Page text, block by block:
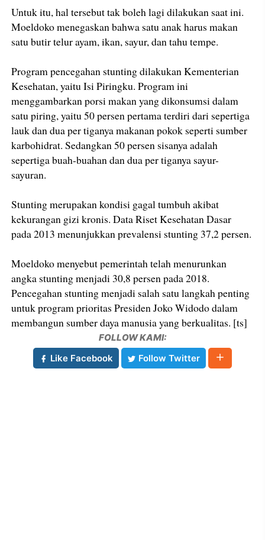
Untuk itu, hal tersebut tak boleh lagi dilakukan saat ini.
Moeldoko menegaskan bahwa satu anak harus makan
satu butir telur ayam, ikan, sayur, dan tahu tempe.
Program pencegahan stunting dilakukan Kementerian
Kesehatan, yaitu Isi Piringku. Program ini
menggambarkan porsi makan yang dikonsumsi dalam
satu piring, yaitu 50 persen pertama terdiri dari sepertiga
lauk dan dua per tiganya makanan pokok seperti sumber
karbohidrat. Sedangkan 50 persen sisanya adalah
sepertiga buah-buahan dan dua per tiganya sayur-
sayuran.
Stunting merupakan kondisi gagal tumbuh akibat
kekurangan gizi kronis. Data Riset Kesehatan Dasar
pada 2013 menunjukkan prevalensi stunting 37,2 persen.
Moeldoko menyebut pemerintah telah menurunkan
angka stunting menjadi 30,8 persen pada 2018.
Pencegahan stunting menjadi salah satu langkah penting
untuk program prioritas Presiden Joko Widodo dalam
membangun sumber daya manusia yang berkualitas. [ts]
FOLLOW KAMI:
Like Facebook
Follow Twitter